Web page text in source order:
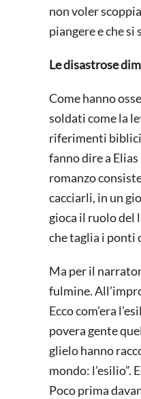
non voler
piangere e che
Le disastrose
Come hanno
soldati come la
riferimenti
fanno dire a
romanzo
cacciarli, in un
gioca il ruolo del
che taglia i ponti
Ma per il
fulmine.
Ecco com’era
povera gente
glielo hanno
mondo: l’esilio”.
Poco prima